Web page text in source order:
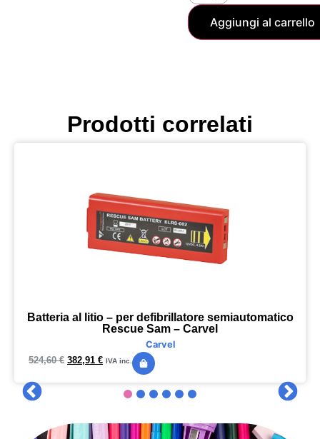
Aggiungi al carrello
Prodotti correlati
Batteria al litio – per defibrillatore semiautomatico
Rescue Sam – Carvel
Carvel
524,60€ 382,91 € IVA inc.